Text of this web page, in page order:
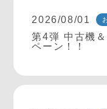
2026/08/01
第4弾 中古機
ペーン！！